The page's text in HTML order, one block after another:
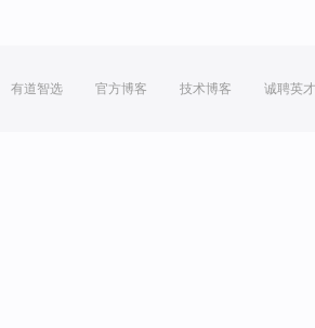
有道智选 官方博客 技术博客 诚聘英才